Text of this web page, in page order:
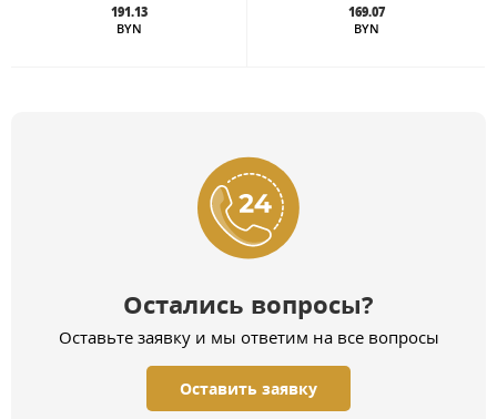
191.13
BYN
169.07
BYN
Остались вопросы?
Оставьте заявку и мы ответим на все вопросы
Оставить заявку